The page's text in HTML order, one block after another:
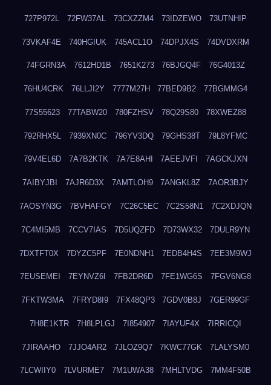
727P972L 72FW37AL 73CXZZM4 73IDZEWO 73UTNHIP
73VKAF4E 740HGIUK 745ACL1O 74DPJX4S 74DVDXRM
74FGRN3A 7612HD1B 7651K273 76BJGQ4F 76G4013Z
76HU4CRK 76LLJI2Y 7777M27H 77BED9B2 77BGMMG4
77S55623 77TABW20 780FZHSV 78Q29S80 78XWEZ88
792RHX5L 7939XN0C 796YV3DQ 79GHS38T 79L8YFMC
79V4EL6D 7A7B2KTK 7A7E8AHI 7AEEJVFI 7AGCKJXN
7AIBYJBI 7AJR6D3X 7AMTLOH9 7ANGKL8Z 7AOR3BJY
7AOSYN3G 7BVHAFGY 7C26C5EC 7C2S58N1 7C2XDJQN
7C4MI5MB 7CCV7IAS 7D5UQZFD 7D73WX32 7DULR9YN
7DXTFT0X 7DYZC5PF 7E0NDNH1 7EDB4H4S 7EE3M9WJ
7EUSEMEI 7EYNVZ6I 7FB2DR6D 7FE1WG6S 7FGV6NG8
7FKTW3MA 7FRYD8I9 7FX48QP3 7GDV0B8J 7GER99GF
7H8E1KTR 7H8LPLGJ 7I854907 7IAYUF4X 7IRRICQI
7JIRAAHO 7JJO4AR2 7JLOZ9Q7 7KWC77GK 7LALYSM0
7LCWIIY0 7LVURME7 7M1UWA38 7MHLTVDG 7MM4F50B